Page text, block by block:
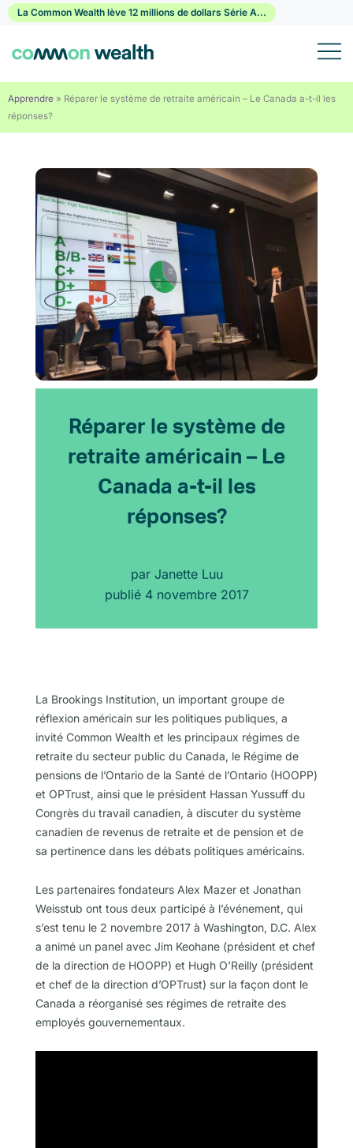
PasserLa Common Wealth lève 12 millions de dollars Série A...
Apprendre » Réparer le système de retraite américain – Le Canada a-t-il les
réponses?
Réparer le système de
retraite américain – Le
Canada a-t-il les
réponses?
parJanette Luu
publié 4 novembre 2017
La Brookings Institution, un important groupe de
réflexion américain sur les politiques publiques, a
invité Common Wealth et les principaux régimes de
retraite du secteur public du Canada, le Régime de
pensions de l’Ontario de la Santé de l’Ontario (HOOPP)
et OPTrust, ainsi que le président Hassan Yussuff du
Congrès du travail canadien, à discuter du système
canadien de revenus de retraite et de pension et de
sa pertinence dans les débats politiques américains.
Les partenaires fondateurs Alex Mazer et Jonathan
Weisstub ont tous deux participé à l’événement, qui
s’est tenu le 2 novembre 2017 à Washington, D.C. Alex
a animé un panel avec Jim Keohane (président et chef
de la direction de HOOPP) et Hugh O’Reilly (président
et chef de la direction d’OPTrust) sur la façon dont le
Canada a réorganisé ses régimes de retraite des
employés gouvernementaux.